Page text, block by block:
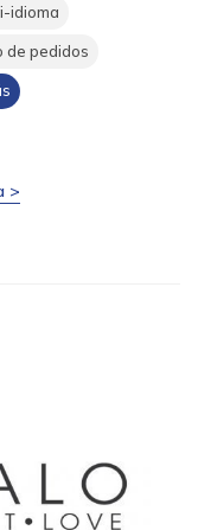
idioma
de pedidos
>